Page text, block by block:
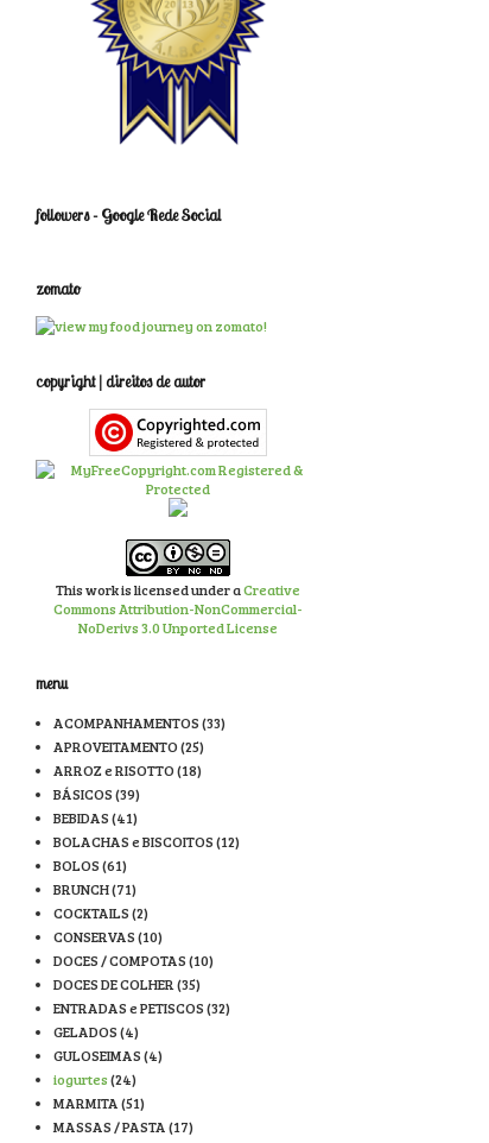
followers - Google Rede Social
zomato
copyright | direitos de autor
This work is licensed under aCreative
Commons Attribution-NonCommercial-
NoDerivs 3.0 Unported License
menu
ACOMPANHAMENTOS(33)
APROVEITAMENTO(25)
ARROZ e RISOTTO(18)
BÁSICOS(39)
BEBIDAS(41)
BOLACHAS e BISCOITOS(12)
BOLOS(61)
BRUNCH(71)
COCKTAILS(2)
CONSERVAS(10)
DOCES / COMPOTAS(10)
DOCES DE COLHER (35)
ENTRADAS e PETISCOS(32)
GELADOS(4)
GULOSEIMAS(4)
iogurtes(24)
MARMITA(51)
MASSAS / PASTA(17)